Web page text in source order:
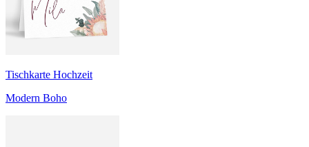
Tischkarte Hochzeit
Modern Boho